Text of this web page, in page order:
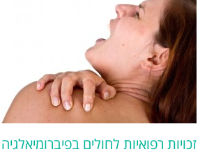
זכויות רפואיות לחולים בפיברומיאלגיה